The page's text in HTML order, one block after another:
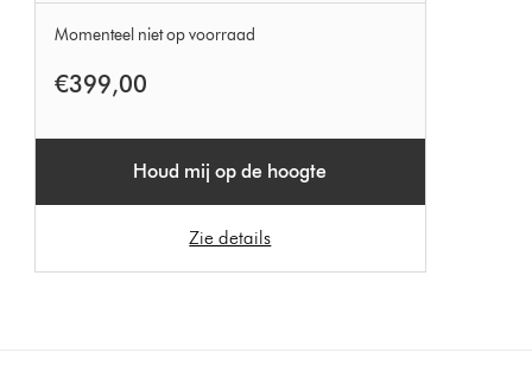
Momenteel niet op voorraad
€399,00
Houd mij op de hoogte
Zie details